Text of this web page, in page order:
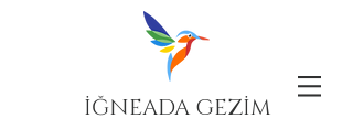
İĞNEADA GEZİM